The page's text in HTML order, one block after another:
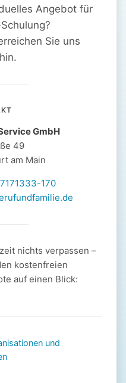
Angebot für
Sie uns
GmbH
49
am Main
170
nichts verpassen –
kostenfreien
auf einen Blick:
und